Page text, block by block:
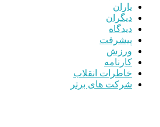
یاران
دیگران
دیدگاه
پیشرفت
ورزش
کارنامه
خاطرات انقلاب
شرکت های برتر